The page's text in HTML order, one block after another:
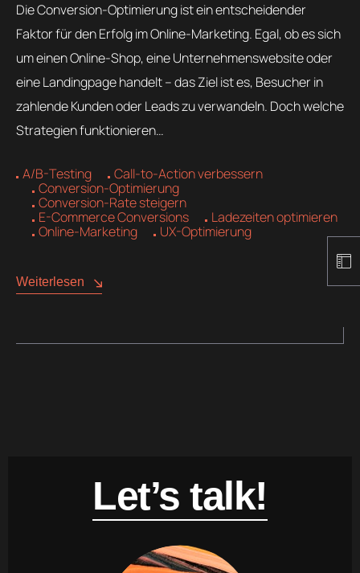
Die Conversion-Optimierung ist ein entscheidender
Faktor für den Erfolg im Online-Marketing. Egal, ob es sich
um einen Online-Shop, eine Unternehmenswebsite oder
eine Landingpage handelt – das Ziel ist es, Besucher in
zahlende Kunden oder Leads zu verwandeln. Doch welche
Strategien funktionieren…
A/B-Testing
Call-to-Action verbessern
Conversion-Optimierung
Conversion-Rate steigern
E-Commerce Conversions
Ladezeiten optimieren
Online-Marketing
UX-Optimierung
Weiterlesen
Let’s talk!